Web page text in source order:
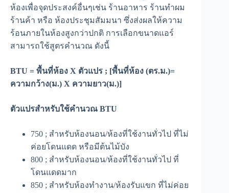
ห้องเพื่อจุดประสงค์อื่นๆเช่น ร้านอาหาร ร้านทำผม
ร้านค้า หรือ ห้องประชุมสัมมนา ซึ่งส่งผลให้ความ
ร้อนภายในห้องสูงกว่าปกติ การเลือกขนาดแอร์
สามารถใช้สูตรคำนวณ ดังนี้
BTU = พื้นที่ห้อง X ตัวแปร ; [พื้นที่ห้อง (ตร.ม.)=
ความกว้าง(ม.) X ความยาว(ม.)]
ตัวแปรสำหรับใช้คำนวณ BTU
750 ; สำหรับห้องนอน/ห้องที่ใช้งานทั่วไป ที่ไม่
ค่อยโดนแดด หรือมีต้นไม้บัง
800 ; สำหรับห้องนอน/ห้องที่ใช้งานทั่วไป ที่
โดนแดดมาก
850 ; สำหรับห้องทำงาน/ห้องรับแขก ที่ไม่ค่อย